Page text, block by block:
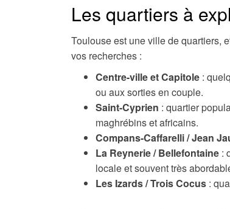
Les quartiers à
Toulouse est une ville de quartiers,
vos recherches :
Centre-ville et Capitole :
ou aux sorties en couple.
Saint-Cyprien : quartier
maghrébins et africains.
Compans-Caffarelli / Jean
La Reynerie / Bellefontaine :
locale et souvent très
Les Izards / Trois Cocus :